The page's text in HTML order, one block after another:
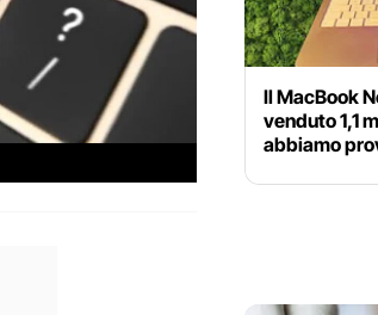
Il MacBook
venduto 1,1
abbiamo